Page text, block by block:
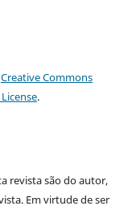
Creative Commons
.
revista são do autor,
Em virtude de ser